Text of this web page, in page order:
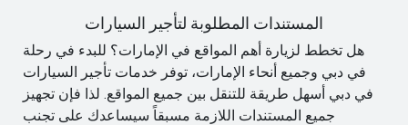
المستندات المطلوبة لتأجير السيارات
هل تخطط لزيارة أهم المواقع في الإمارات؟ للبدء في رحلة
في دبي وجميع أنحاء الإمارات، توفر خدمات تأجير السيارات
في دبي أسهل طريقة للتنقل بين جميع المواقع. لذا فإن تجهيز
جميع المستندات اللازمة مسبقاً سيساعدك على تجنب